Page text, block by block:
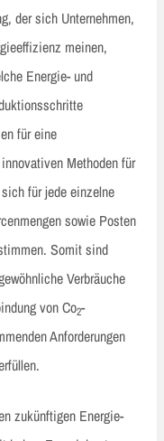
der sich Unternehmen,
meinen,
Energie- und
für eine
Methoden für
für jede einzelne
sowie Posten
Somit sind
Verbräuche
von Co2-
Anforderungen
zukünftigen Energie-